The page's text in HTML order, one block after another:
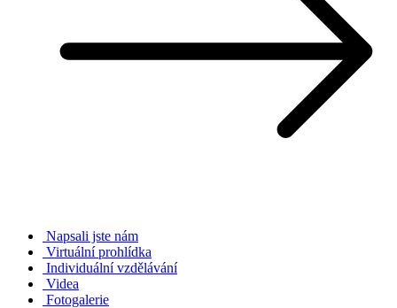
Napsali jste nám
Virtuální prohlídka
Individuální vzdělávání
Videa
Fotogalerie